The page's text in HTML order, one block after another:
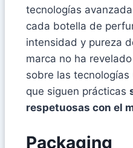
tecnologías
cada botella de
intensidad y pureza
marca no ha
sobre las
que siguen prácticas
respetuosas con el
Packaging